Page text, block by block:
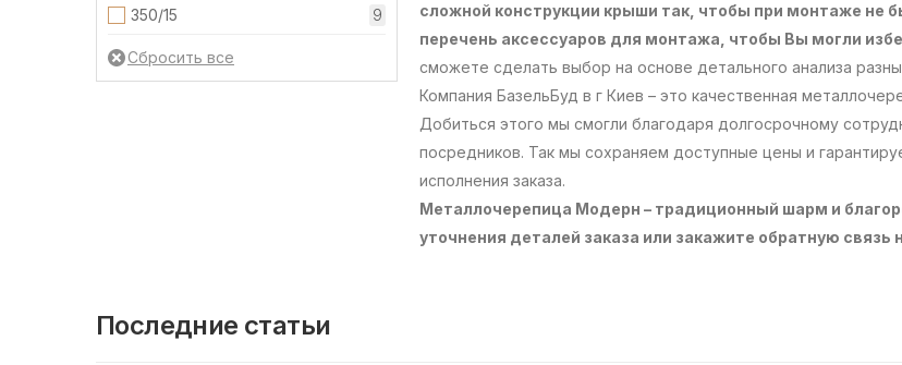
350/15 9
сложной конструкции крыши так, чтобы при монтаже не
перечень аксессуаров для монтажа, чтобы Вы могли
сможете сделать выбор на основе детального анализа
Компания БазельБуд в г Киев – это качественная
Добиться этого мы смогли благодаря долгосрочному
посредников. Так мы сохраняем доступные цены и
исполнения заказа.
Металлочерепица Модерн – традиционный шарм и
уточнения деталей заказа или закажите обратную связь
Последние статьи